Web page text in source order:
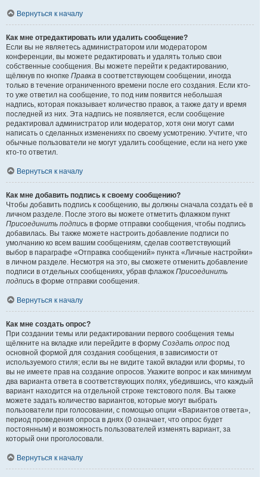
Вернуться к началу
Как мне отредактировать или удалить сообщение?
Если вы не являетесь администратором или модератором
конференции, вы можете редактировать и удалять только свои
собственные сообщения. Вы можете перейти к редактированию,
щёлкнув по кнопке Правка в соответствующем сообщении, иногда
только в течение ограниченного времени после его создания. Если кто-
то уже ответил на сообщение, то под ним появится небольшая
надпись, которая показывает количество правок, а также дату и время
последней из них. Эта надпись не появляется, если сообщение
редактировал администратор или модератор, хотя они могут сами
написать о сделанных изменениях по своему усмотрению. Учтите, что
обычные пользователи не могут удалить сообщение, если на него уже
кто-то ответил.
Вернуться к началу
Как мне добавить подпись к своему сообщению?
Чтобы добавить подпись к сообщению, вы должны сначала создать её в
личном разделе. После этого вы можете отметить флажком пункт
Присоединить подпись в форме отправки сообщения, чтобы подпись
добавилась. Вы также можете настроить добавление подписи по
умолчанию ко всем вашим сообщениям, сделав соответствующий
выбор в параграфе «Отправка сообщений» пункта «Личные настройки»
в личном разделе. Несмотря на это, вы сможете отменить добавление
подписи в отдельных сообщениях, убрав флажок Присоединить
подпись в форме отправки сообщения.
Вернуться к началу
Как мне создать опрос?
При создании темы или редактировании первого сообщения темы
щёлкните на вкладке или перейдите в форму Создать опрос под
основной формой для создания сообщения, в зависимости от
используемого стиля; если вы не видите такой вкладки или формы, то
вы не имеете прав на создание опросов. Укажите вопрос и как минимум
два варианта ответа в соответствующих полях, убедившись, что каждый
вариант находится на отдельной строке текстового поля. Вы также
можете задать количество вариантов, которые могут выбрать
пользователи при голосовании, с помощью опции «Вариантов ответа»,
период проведения опроса в днях (0 означает, что опрос будет
постоянным) и возможность пользователей изменять вариант, за
который они проголосовали.
Вернуться к началу